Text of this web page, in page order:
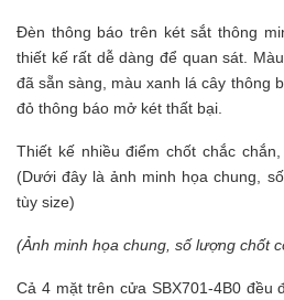
Đèn thông báo trên két sắt thông
thiết kế rất dễ dàng để quan sát.
đã sẵn sàng, màu xanh lá cây thông
đỏ thông báo mở két thất bại.
Thiết kế nhiều điểm chốt chắc
(Dưới đây là ảnh minh họa chung,
tùy size)
(Ảnh minh họa chung, số lượng chốt
Cả 4 mặt trên cửa SBX701-4B0 đều